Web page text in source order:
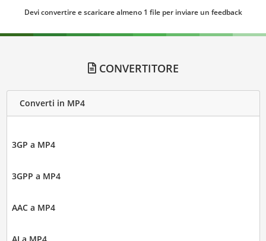
Devi convertire e scaricare almeno 1 file per inviare un feedback
CONVERTITORE
Converti in MP4
3GP a MP4
3GPP a MP4
AAC a MP4